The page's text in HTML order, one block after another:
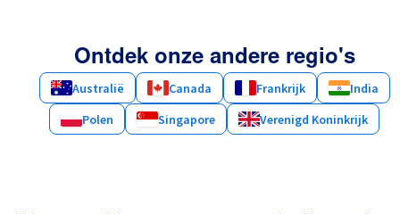
Ontdek onze andere regio's
Australië Canada Frankrijk
India
Polen
Singapore Verenigd Koninkrijk